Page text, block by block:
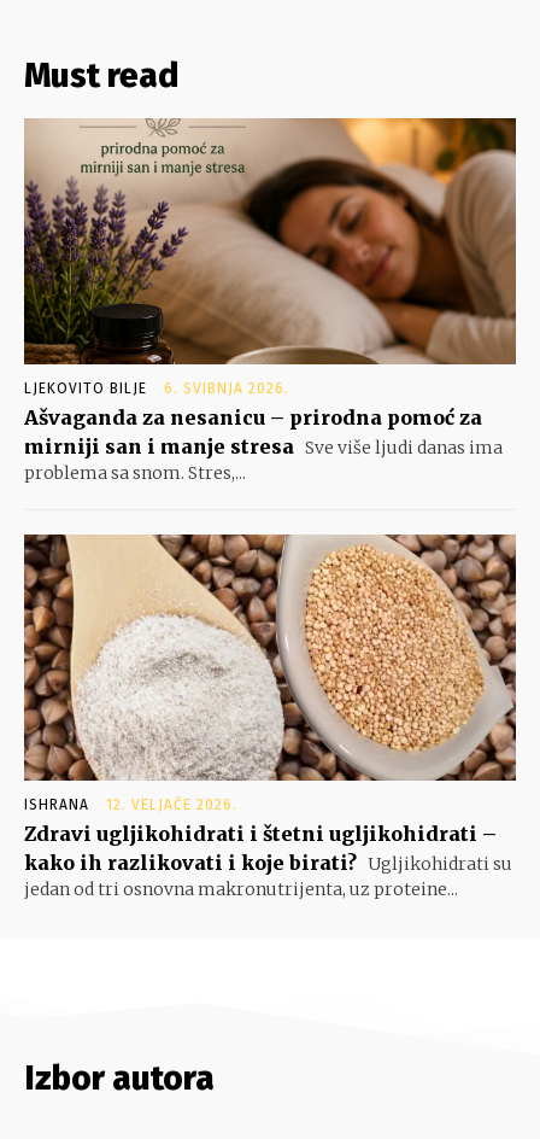
Must read
LJEKOVITO BILJE 6. SVIBNJA 2026.
Ašvaganda za nesanicu – prirodna pomoć za
mirniji san i manje stresa Sve više ljudi danas ima
problema sa snom. Stres,...
ISHRANA 12. VELJAČE 2026.
Zdravi ugljikohidrati i štetni ugljikohidrati –
kako ih razlikovati i koje birati? Ugljikohidrati su
jedan od tri osnovna makronutrijenta, uz proteine...
Izbor autora